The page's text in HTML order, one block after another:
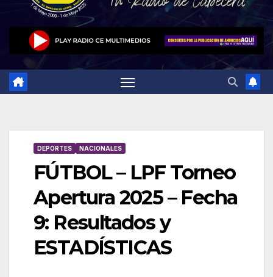
DEPORTES NACIONALES
FÚTBOL – LPF Torneo
Apertura 2025 – Fecha
9: Resultados y
ESTADÍSTICAS